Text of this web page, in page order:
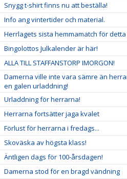
Snygg t-shirt finns nu att beställa!
Info ang vintertider och material.
Herrlagets sista hemmamatch för
Bingolottos Julkalender är här!
ALLA TILL STAFFANSTORP IMORGON!
Damerna ville inte vara sämre än
en galen urladdning!
Urladdning för herrarna!
Herrarna fortsätter jaga kvalet
Förlust för herrarna i fredags...
Skoväska av högsta klass!
Äntligen dags för 100-årsdagen!
Damerna stod för en bragd vändning